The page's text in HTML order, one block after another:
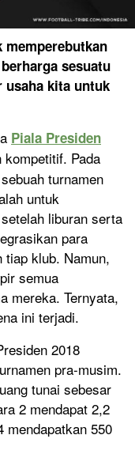
sesuatu
usaha kita untuk
Piala Presiden
kompetitif. Pada
turnamen
untuk
liburan serta
para
tiap klub. Namun,
semua
mereka. Ternyata,
ini terjadi.
2018
pra-musim.
tunai sebesar
2 mendapat 2,2
mendapatkan 550